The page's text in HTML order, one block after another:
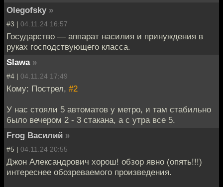
Olegofsky »
#3 | 04.11.24 16:57
Государство — аппарат насилия и принуждения в
руках господствующего класса.
Slawa »
#4 | 04.11.24 17:49
Кому: Пострел, #2
У нас стояли 5 автоматов у метро, и там стабильно
было вечером 2 - 3 стакана, а с утра все 5.
Frog Василий »
#5 | 04.11.24 20:55
Джон Александрович хорош! обзор явно (опять!!!)
интереснее обозреваемого произведения.